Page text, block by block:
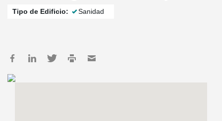
Tipo de Edificio: Sanidad